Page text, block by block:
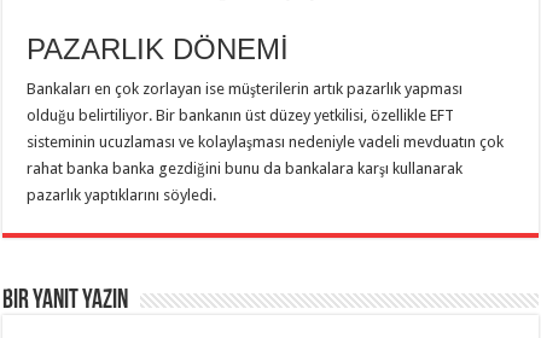
PAZARLIK DÖNEMİ
Bankaları en çok zorlayan ise müşterilerin artık pazarlık yapması
olduğu belirtiliyor. Bir bankanın üst düzey yetkilisi, özellikle EFT
sisteminin ucuzlaması ve kolaylaşması nedeniyle vadeli mevduatın çok
rahat banka banka gezdiğini bunu da bankalara karşı kullanarak
pazarlık yaptıklarını söyledi.
Bir yanıt yazın